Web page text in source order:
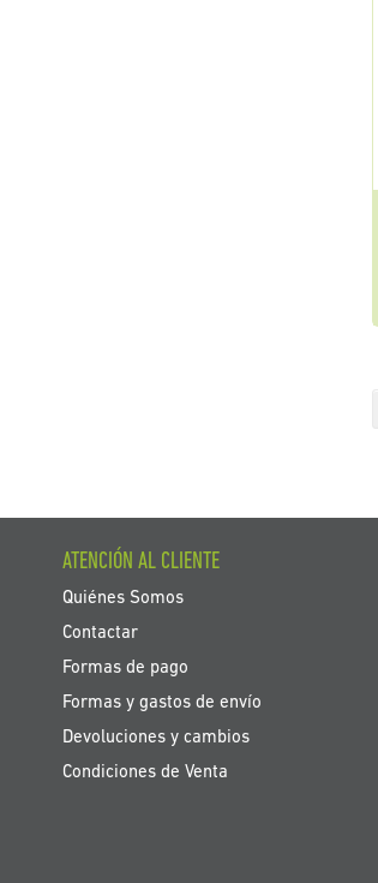
ATENCIÓN AL CLIENTE
Quiénes Somos
Contactar
Formas de pago
Formas y gastos de envío
Devoluciones y cambios
Condiciones de Venta